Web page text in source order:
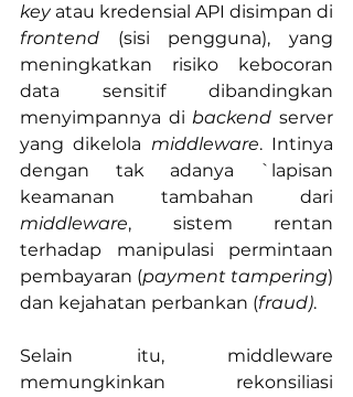
key
frontend (sisi pengguna), yang
meningkatkan risiko kebocoran
data sensitif dibandingkan
menyimpannya di backend server
yang dikelola middleware. Intinya
dengan tak adanya `lapisan
middleware, sistem rentan
terhadap manipulasi permintaan
pembayaran (payment tampering)
dan kejahatan perbankan (fraud).
Selain itu, middleware
memungkinkan rekonsiliasi